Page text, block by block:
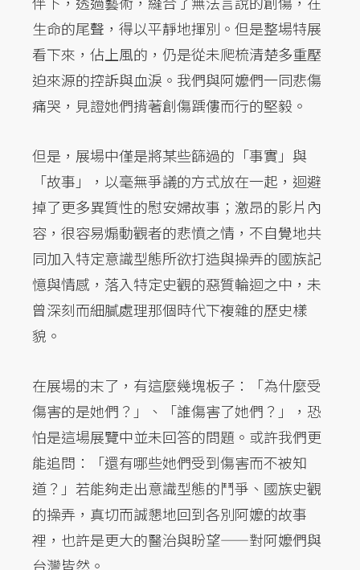
生命的尾聲，得以平靜地揮別。但是整場特展
看下來，佔上風的，仍是從未爬梳清楚多重壓
迫來源的控訴與血淚。我們與阿嬤們一同悲傷
痛哭，見證她們揹著創傷踽僂而行的堅毅。
但是，展場中僅是將某些篩過的「事實」與
「故事」，以毫無爭議的方式放在一起，迴避
掉了更多異質性的慰安婦故事；激昂的影片內
容，很容易煽動觀者的悲憤之情，不自覺地共
同加入特定意識型態所欲打造與操弄的國族記
憶與情感，落入特定史觀的惡質輪迴之中，未
曾深刻而細膩處理那個時代下複雜的歷史樣
貌。
在展場的末了，有這麼幾塊板子：「為什麼受
傷害的是她們？」、「誰傷害了她們？」，恐
怕是這場展覽中並未回答的問題。或許我們更
能追問：「還有哪些她們受到傷害而不被知
道？」若能夠走出意識型態的鬥爭、國族史觀
的操弄，真切而誠懇地回到各別阿嬤的故事
裡，也許是更大的醫治與盼望——對阿嬤們與
台灣皆然。